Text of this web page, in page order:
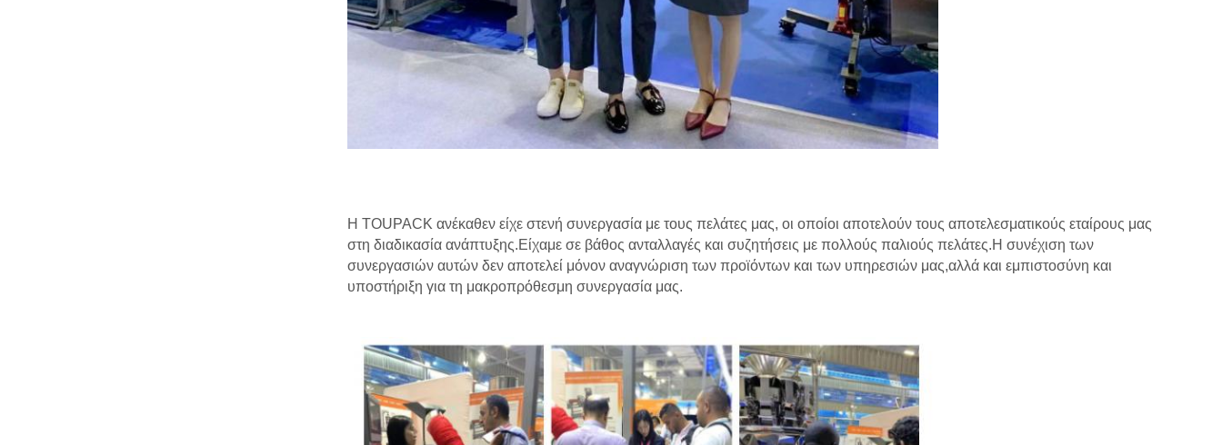
Η TOUPACK ανέκαθεν είχε στενή συνεργασία με τους πελάτες μας, οι οποίοι αποτελούν τους αποτελεσματικούς εταίρους μας
στη διαδικασία ανάπτυξης.Είχαμε σε βάθος ανταλλαγές και συζητήσεις με πολλούς παλιούς πελάτες.Η συνέχιση των
συνεργασιών αυτών δεν αποτελεί μόνον αναγνώριση των προϊόντων και των υπηρεσιών μας,αλλά και εμπιστοσύνη και
υποστήριξη για τη μακροπρόθεσμη συνεργασία μας.